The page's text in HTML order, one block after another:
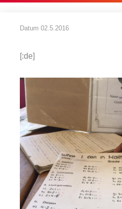
Datum 02.5.2016
[:de]